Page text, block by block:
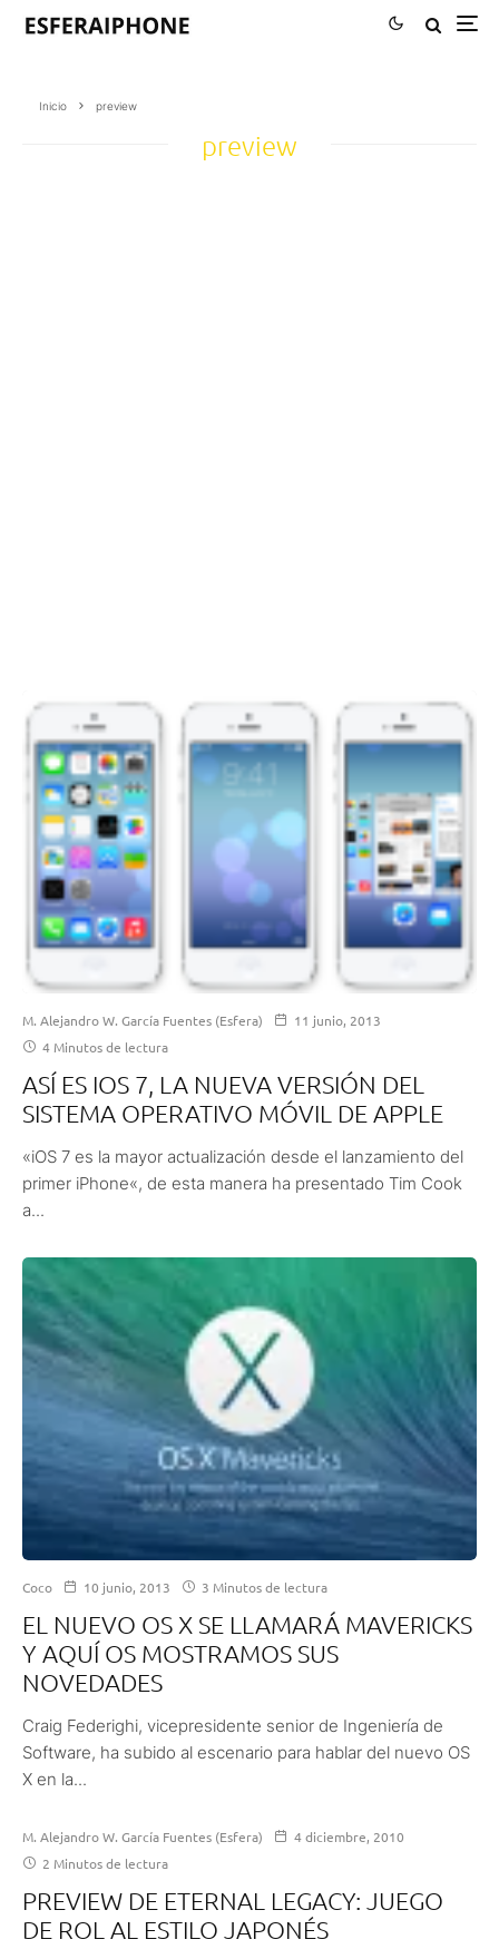
Inicio preview
preview
M. Alejandro W. García Fuentes (Esfera)
11 junio, 2013
4 Minutos de lectura
ASÍ ES IOS 7, LA NUEVA VERSIÓN DEL
SISTEMA OPERATIVO MÓVIL DE APPLE
«iOS 7 es la mayor actualización desde el lanzamiento del
primer iPhone«, de esta manera ha presentado Tim Cook
a...
Coco 10 junio, 2013 3 Minutos de lectura
EL NUEVO OS X SE LLAMARÁ MAVERICKS
Y AQUÍ OS MOSTRAMOS SUS
NOVEDADES
Craig Federighi, vicepresidente senior de Ingeniería de
Software, ha subido al escenario para hablar del nuevo OS
X en la...
M. Alejandro W. García Fuentes (Esfera)
4 diciembre, 2010
2 Minutos de lectura
PREVIEW DE ETERNAL LEGACY: JUEGO
DE ROL AL ESTILO JAPONÉS